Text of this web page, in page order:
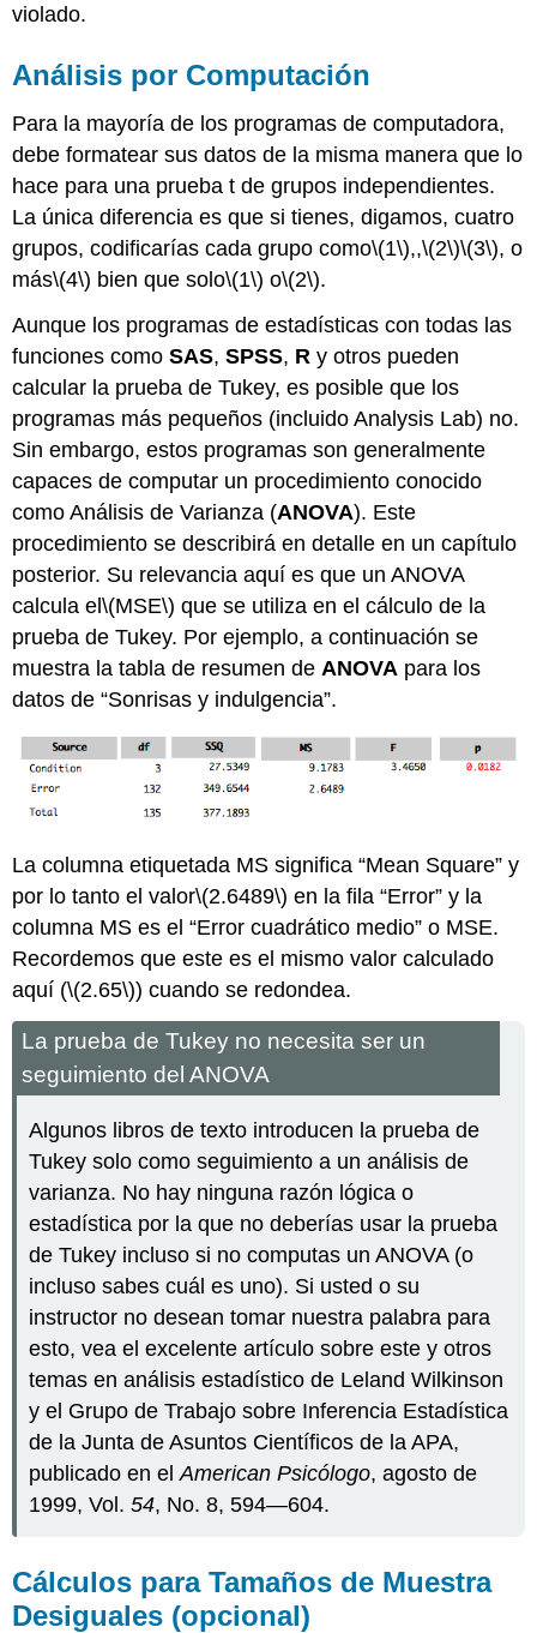
violado.
Análisis por Computación
Para la mayoría de los programas de computadora,
debe formatear sus datos de la misma manera que lo
hace para una prueba t de grupos independientes.
La única diferencia es que si tienes, digamos, cuatro
grupos, codificarías cada grupo como\(1\),,\(2\)\(3\), o
más\(4\) bien que solo\(1\) o\(2\).
Aunque los programas de estadísticas con todas las
funciones comoSAS,SPSS, R y otros pueden
calcular la prueba de Tukey, es posible que los
programas más pequeños (incluido Analysis Lab) no.
Sin embargo, estos programas son generalmente
capaces de computar un procedimiento conocido
como Análisis de Varianza (ANOVA). Este
procedimiento se describirá en detalle en un capítulo
posterior. Su relevancia aquí es que un ANOVA
calcula el\(MSE\) que se utiliza en el cálculo de la
prueba de Tukey. Por ejemplo, a continuación se
muestra la tabla de resumen deANOVA para los
datos de “Sonrisas y indulgencia”.
La columna etiquetada MS significa “Mean Square” y
por lo tanto el valor\(2.6489\) en la fila “Error” y la
columna MS es el “Error cuadrático medio” o MSE.
Recordemos que este es el mismo valor calculado
aquí (\(2.65\)) cuando se redondea.
La prueba de Tukey no necesita ser un
seguimiento del ANOVA
Algunos libros de texto introducen la prueba de
Tukey solo como seguimiento a un análisis de
varianza. No hay ninguna razón lógica o
estadística por la que no deberías usar la prueba
de Tukey incluso si no computas un ANOVA (o
incluso sabes cuál es uno). Si usted o su
instructor no desean tomar nuestra palabra para
esto, vea el excelente artículo sobre este y otros
temas en análisis estadístico de Leland Wilkinson
y el Grupo de Trabajo sobre Inferencia Estadística
de la Junta de Asuntos Científicos de la APA,
publicado en elAmerican Psicólogo, agosto de
1999, Vol.54, No. 8, 594—604.
Cálculos para Tamaños de Muestra
Desiguales (opcional)